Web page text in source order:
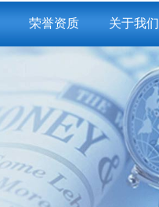
荣誉资质 关于我们